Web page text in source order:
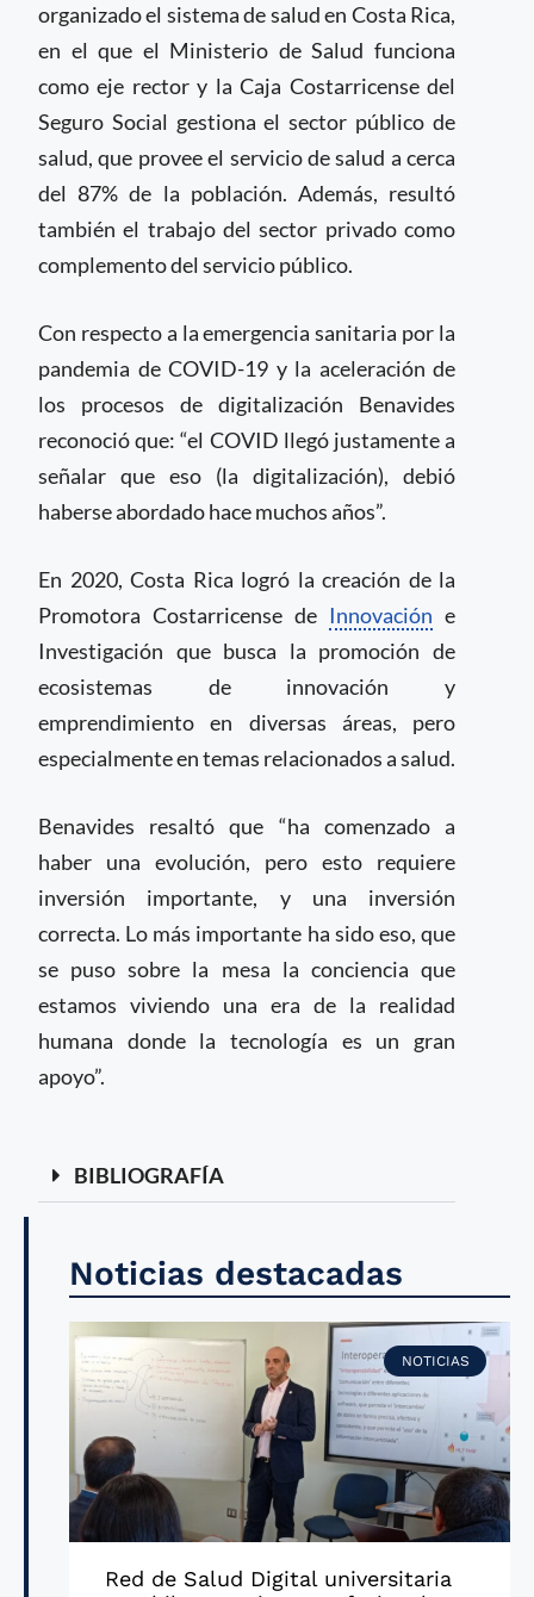
organizado el sistema de salud en Costa Rica,
en el que el Ministerio de Salud funciona
como eje rector y la Caja Costarricense del
Seguro Social gestiona el sector público de
salud, que provee el servicio de salud a cerca
del 87% de la población. Además, resultó
también el trabajo del sector privado como
complemento del servicio público.
Con respecto a la emergencia sanitaria por la
pandemia de COVID-19 y la aceleración de
los procesos de digitalización Benavides
reconoció que: “el COVID llegó justamente a
señalar que eso (la digitalización), debió
haberse abordado hace muchos años”.
En 2020, Costa Rica logró la creación de la
Promotora Costarricense de Innovación e
Investigación que busca la promoción de
ecosistemas de innovación y
emprendimiento en diversas áreas, pero
especialmente en temas relacionados a salud.
Benavides resaltó que “ha comenzado a
haber una evolución, pero esto requiere
inversión importante, y una inversión
correcta. Lo más importante ha sido eso, que
se puso sobre la mesa la conciencia que
estamos viviendo una era de la realidad
humana donde la tecnología es un gran
apoyo”.
BIBLIOGRAFÍA
Noticias destacadas
NOTICIAS
Red de Salud Digital universitaria